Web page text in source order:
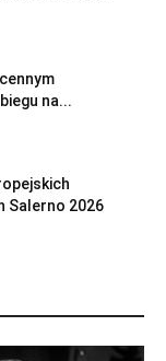
na...
Salerno 2026